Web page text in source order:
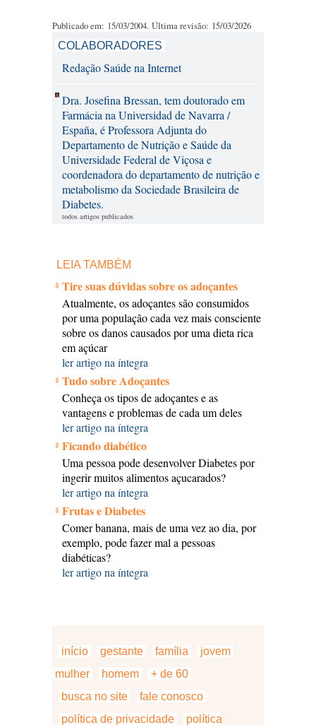
Publicado em: 15/03/2004. Última revisão: 15/03/2026
COLABORADORES
Redação Saúde na Internet
Dra. Josefina Bressan, tem doutorado em
Farmácia na Universidad de Navarra /
España, é Professora Adjunta do
Departamento de Nutrição e Saúde da
Universidade Federal de Viçosa e
coordenadora do departamento de nutrição e
metabolismo da Sociedade Brasileira de
Diabetes.
todos artigos publicados
LEIA TAMBÉM
Tire suas dúvidas sobre os adoçantes
Atualmente, os adoçantes são consumidos
por uma população cada vez mais consciente
sobre os danos causados por uma dieta rica
em açúcar
ler artigo na íntegra
Tudo sobre Adoçantes
Conheça os tipos de adoçantes e as
vantagens e problemas de cada um deles
ler artigo na íntegra
Ficando diabético
Uma pessoa pode desenvolver Diabetes por
ingerir muitos alimentos açucarados?
ler artigo na íntegra
Frutas e Diabetes
Comer banana, mais de uma vez ao dia, por
exemplo, pode fazer mal a pessoas
diabéticas?
ler artigo na íntegra
início gestante família
jovem
mulher
homem
+ de 60
busca no site
fale conosco
política de privacidade
política